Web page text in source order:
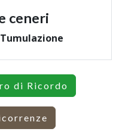
ceneri
Tumulazione
di Ricordo